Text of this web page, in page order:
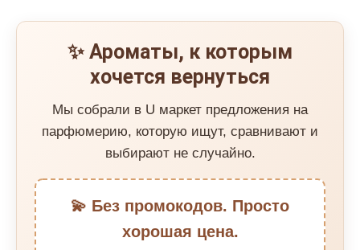
✨ Ароматы, к которым
хочется вернуться
Мы собрали в U маркет предложения на
парфюмерию, которую ищут, сравнивают и
выбирают не случайно.
💫 Без промокодов. Просто
хорошая цена.